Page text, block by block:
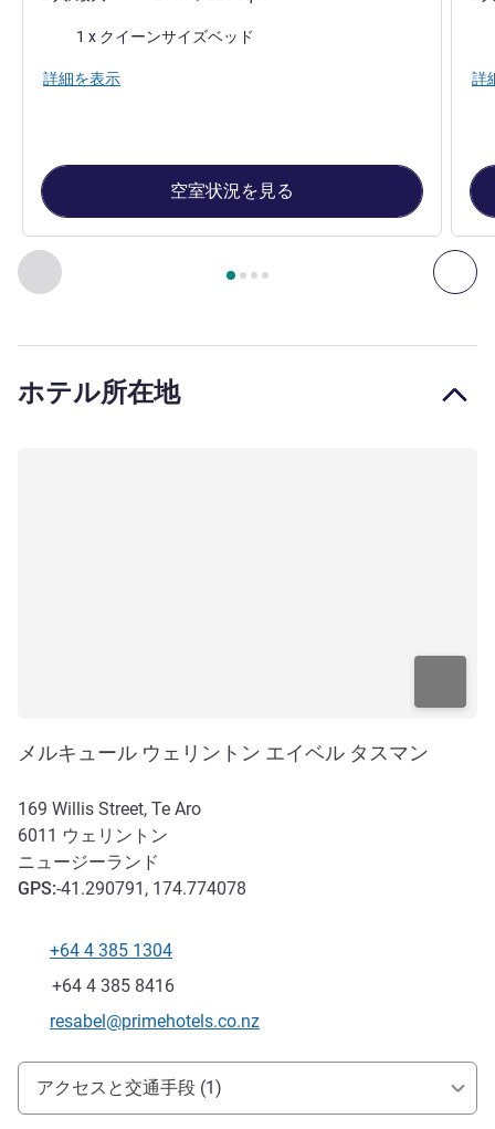
前に戻る - 客室 次
4 ページ中 , 客室 1 : スタンダードルーム、クイー
1 x クイーンサイズベッド
詳細を表示
空室状況を見る
詳
ホテル所在地
メルキュール ウェリントン エイベル タスマン
169 Willis Street, Te Aro
6011 ウェリントン
ニュージーランド
GPS:-41.290791, 174.774078
電話番号
+64 4 385 1304
ファックス
+64 4 385 8416
Eメール
resabel@primehotels.co.nz
アクセスと交通機関
アクセスと交通手段 (1)